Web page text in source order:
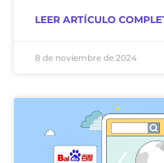
LEER ARTÍCULO
8 de noviembre de 2024